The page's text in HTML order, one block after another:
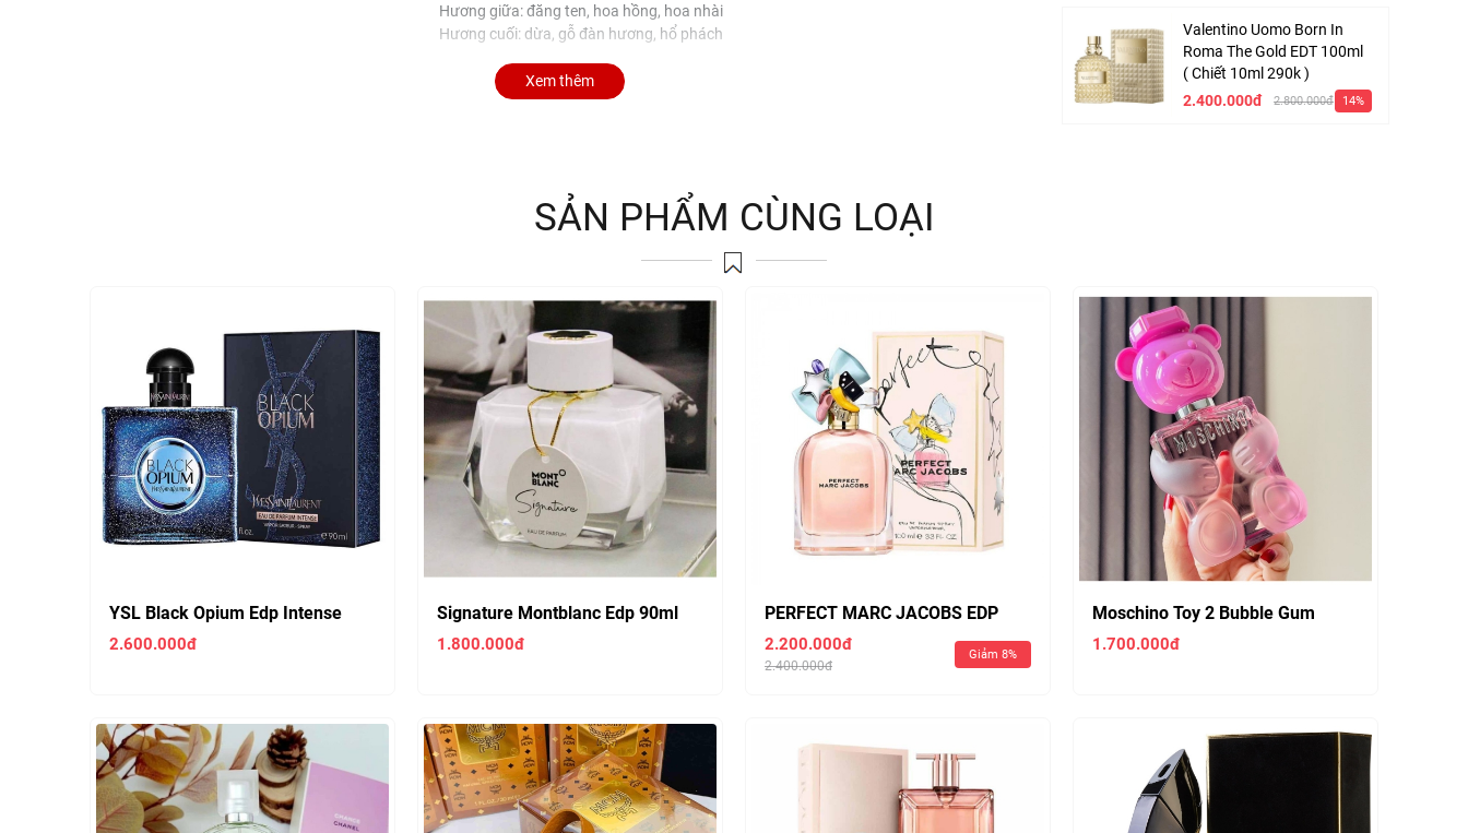
Hương giữa: đăng ten, hoa hồng, hoa nhài
Hương cuối: dừa, gỗ đàn hương, hổ phách
Xem thêm
Valentino Uomo Born In
Roma The Gold EDT 100ml
( Chiết 10ml 290k )
2.400.000đ
2.800.000đ 14%
SẢN PHẨM CÙNG LOẠI
YSL Black Opium Edp Intense
90ml Nữ
2.600.000đ
Signature Montblanc Edp 90ml
Nữ ( Chiết 10ml 250k )
1.800.000đ
PERFECT MARC JACOBS EDP
100ml ( Chiết 10ml 270k )
2.200.000đ
2.400.000đ
Giảm 8%
Moschino Toy 2 Bubble Gum
100ml Edt Nữ ( Chiết 10ml 220k )
1.700.000đ